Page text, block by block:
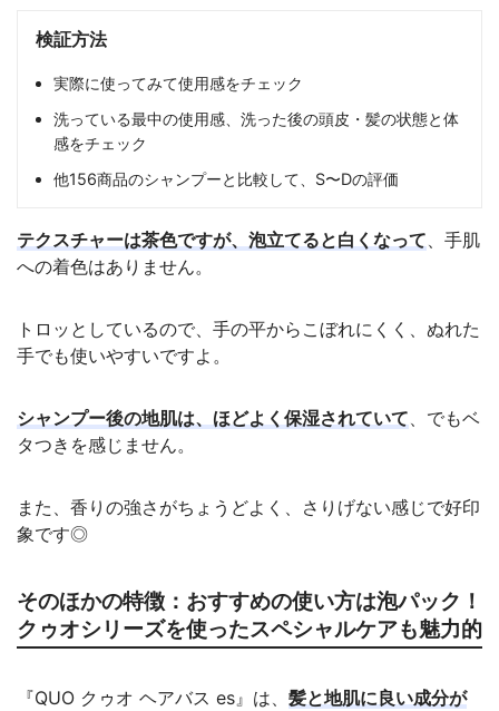
検証方法
実際に使ってみて使用感をチェック
洗っている最中の使用感、洗った後の頭皮・髪の状態と体
感をチェック
他156商品のシャンプーと比較して、S〜Dの評価
テクスチャーは茶色ですが、泡立てると白くなって 、手肌
への着色はありません。
トロッとしているので、手の平からこぼれにくく、ぬれた
手でも使いやすいですよ。
シャンプー後の地肌は、ほどよく保湿されていて 、でもベ
タつきを感じません。
また、香りの強さがちょうどよく、さりげない感じで好印
象です◎
そのほかの特徴：おすすめの使い方は泡パック！
クゥオシリーズを使ったスペシャルケアも魅力的
『QUO クゥオ ヘアバス es』は、 髪と地肌に良い成分が